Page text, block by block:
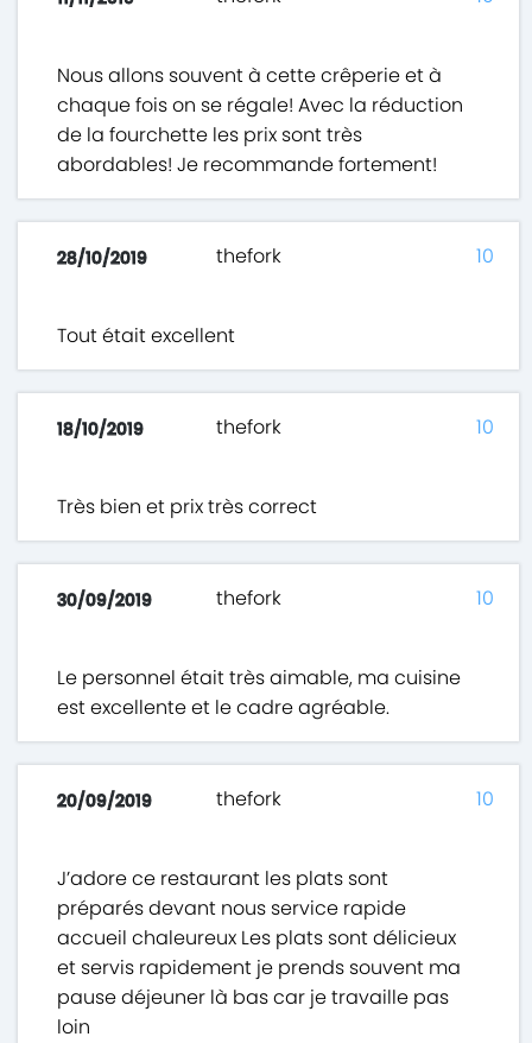
Nous allons souvent à cette crêperie et à
chaque fois on se régale! Avec la réduction
de la fourchette les prix sont très
abordables! Je recommande fortement!
28/10/2019 thefork
Tout était excellent
10
18/10/2019 thefork
Très bien et prix très correct
10
30/09/2019 thefork
Le personnel était très aimable, ma cuisine
est excellente et le cadre agréable.
10
20/09/2019 thefork
J’adore ce restaurant les plats sont
préparés devant nous service rapide
accueil chaleureux Les plats sont délicieux
et servis rapidement je prends souvent ma
pause déjeuner là bas car je travaille pas
loin
10